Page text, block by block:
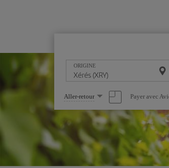
ORIGINE
Sélectionnez
une
option
Aller-retour Payer avec